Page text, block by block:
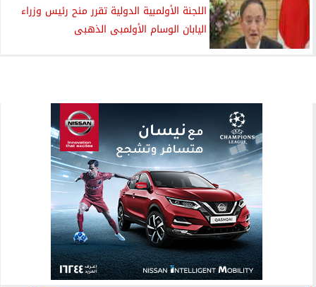
اللجنة الأولمبية الدولية تقرر منح رئيس وزراء
اليابان الوسام الأولمبى الذهبى